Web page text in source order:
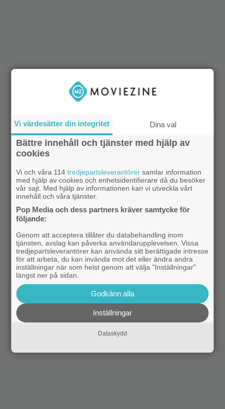
Vi värdesätter din integritet Dina val
Bättre innehåll och tjänster med hjälp av
cookies
Vi och våra 114tredjepartsleverantörer samlar information
med hjälp av cookies och enhetsidentifierare då du besöker
vår sajt. Med hjälp av informationen kan vi utveckla vårt
innehåll och våra tjänster.
Pop Media och dess partners kräver samtycke för
följande:
Genom att acceptera tillåter du databehandling inom
tjänsten, avslag kan påverka användarupplevelsen. Vissa
tredjepartsleverantörer kan använda sitt berättigade intresse
för att arbeta, du kan invända mot det eller ändra andra
inställningar när som helst genom att välja "Inställningar"
längst ner på sidan.
Godkänn alla
Inställningar
Dataskydd